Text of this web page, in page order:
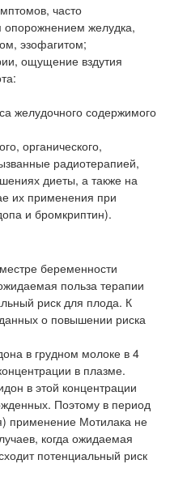
часто
желудка,
эзофагитом;
ощущение вздутия
желудочного содержимого
органического,
радиотерапией,
диеты, а также на
их применения при
и бромкриптин).
беременности
польза терапии
риск для плода. К
о повышении риска
в грудном молоке в 4
в плазме.
в этой концентрации
Поэтому в период
применение Мотилака не
когда ожидаемая
потенциальный риск